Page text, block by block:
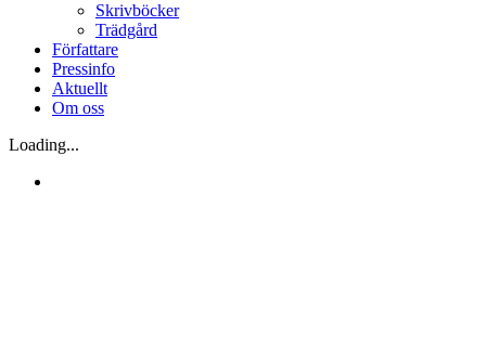
Skrivböcker
Trädgård
Författare
Pressinfo
Aktuellt
Om oss
Loading...